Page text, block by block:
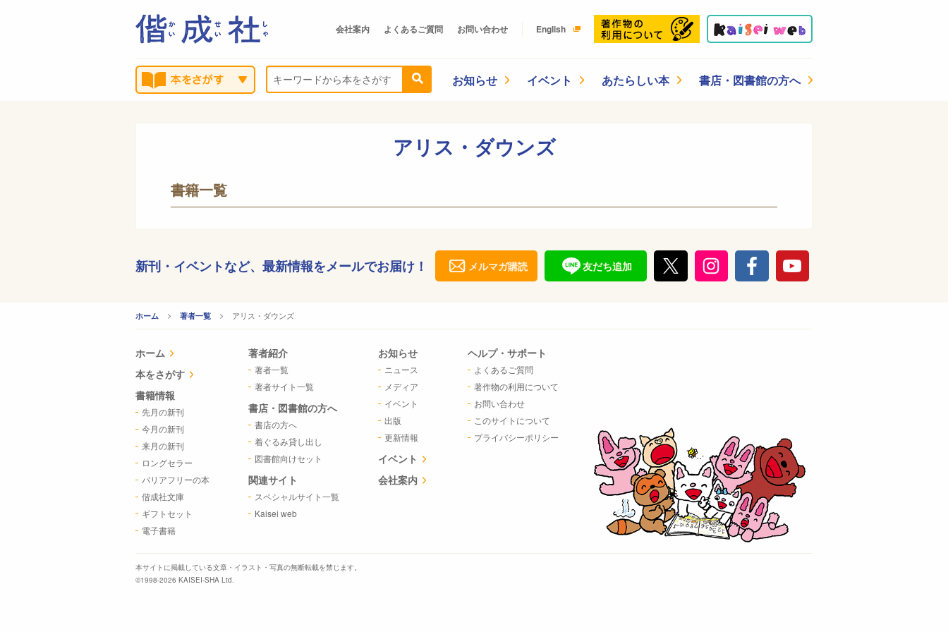
会社案内 よくあるご質問 お問い合わせ English
お知らせ イベント あたらしい本 書店・図書館の方へ
アリス・ダウンズ
書籍一覧
新刊・イベントなど、 最新情報をメールでお届け！ メルマガ購読 友だち追加
ホーム 著者一覧 CURRENT:
アリス・ダウンズ
ホーム
本をさがす
書籍情報
先月の新刊
今月の新刊
来月の新刊
ロングセラー
バリアフリーの本
偕成社文庫
ギフトセット
電子書籍
著者紹介
著者一覧
著者サイト一覧
書店・図書館の方へ
書店の方へ
着ぐるみ貸し出し
図書館向けセット
関連サイト
スペシャルサイト一覧
Kaisei web
お知らせ
ニュース
メディア
イベント
出版
更新情報
イベント
会社案内
ヘルプ・サポート
よくあるご質問
著作物の利用について
お問い合わせ
このサイトについて
プライバシーポリシー
本サイトに掲載している文章・イラスト・写真の無断転載を禁じます。
©1998-2026 KAISEI-SHA Ltd.